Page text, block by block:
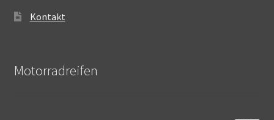
Kontakt
Motorradreifen